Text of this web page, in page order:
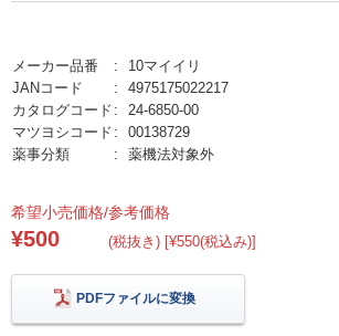
メーカー品番
10マイイリ
JANコード
4975175022217
カタログコード
24-6850-00
マツヨシコード
00138729
薬事分類
薬機法対象外
希望小売価格/参考価格
¥500 (税抜き) [¥550(税込み)]
PDFファイルに変換